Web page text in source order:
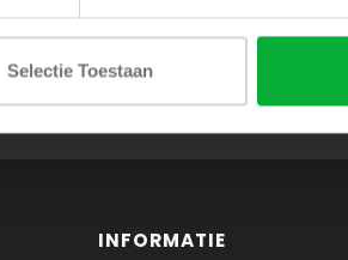
Selectie Toestaan
INFORMATIE